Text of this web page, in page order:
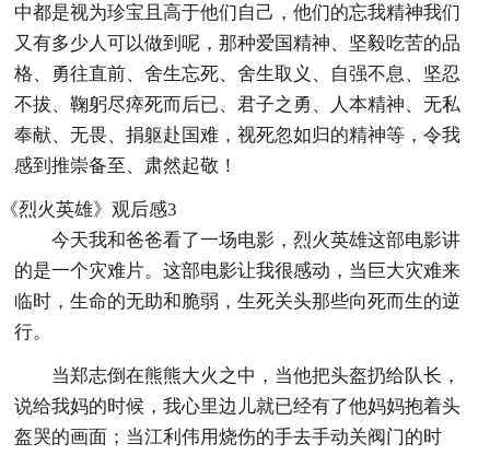
中都是视为珍宝且高于他们自己，他们的忘我精神我们
又有多少人可以做到呢，那种爱国精神、坚毅吃苦的品
格、勇往直前、舍生忘死、舍生取义、自强不息、坚忍
不拔、鞠躬尽瘁死而后已、君子之勇、人本精神、无私
奉献、无畏、捐躯赴国难，视死忽如归的精神等，令我
感到推崇备至、肃然起敬！
《烈火英雄》观后感3
今天我和爸爸看了一场电影，烈火英雄这部电影讲
的是一个灾难片。这部电影让我很感动，当巨大灾难来
临时，生命的无助和脆弱，生死关头那些向死而生的逆
行。
当郑志倒在熊熊大火之中，当他把头盔扔给队长，
说给我妈的时候，我心里边儿就已经有了他妈妈抱着头
盔哭的画面；当江利伟用烧伤的手去手动关阀门的时